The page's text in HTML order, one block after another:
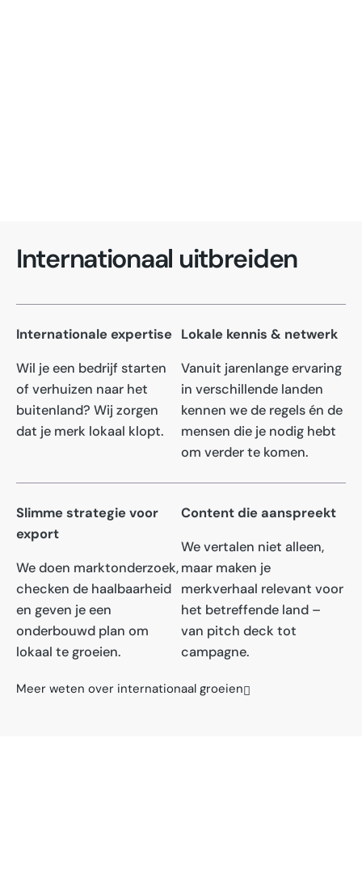
Internationaal uitbreiden
Internationale expertise
Wil je een bedrijf starten
of verhuizen naar het
buitenland? Wij zorgen
dat je merk lokaal klopt.
Lokale kennis & netwerk
Vanuit jarenlange ervaring
in verschillende landen
kennen we de regels én de
mensen die je nodig hebt
om verder te komen.
Slimme strategie voor
export
We doen marktonderzoek,
checken de haalbaarheid
en geven je een
onderbouwd plan om
lokaal te groeien.
Content die aanspreekt
We vertalen niet alleen,
maar maken je
merkverhaal relevant voor
het betreffende land –
van pitch deck tot
campagne.
Meer weten over internationaal groeien